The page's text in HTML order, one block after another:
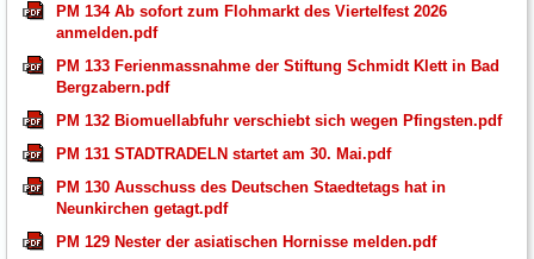
PM 134 Ab sofort zum Flohmarkt des Viertelfest 2026
anmelden.pdf
PM 133 Ferienmassnahme der Stiftung Schmidt Klett in Bad
Bergzabern.pdf
PM 132 Biomuellabfuhr verschiebt sich wegen Pfingsten.pdf
PM 131 STADTRADELN startet am 30. Mai.pdf
PM 130 Ausschuss des Deutschen Staedtetags hat in
Neunkirchen getagt.pdf
PM 129 Nester der asiatischen Hornisse melden.pdf